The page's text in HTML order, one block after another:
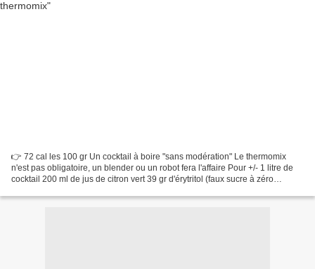
👉 72 cal les 100 gr Un cocktail à boire "sans modération" Le thermomix
n'est pas obligatoire, un blender ou un robot fera l'affaire Pour +/- 1 litre de
cocktail 200 ml de jus de citron vert 39 gr d'érytritol (faux sucre à zéro